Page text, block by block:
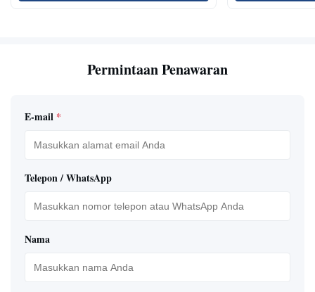
Permintaan Penawaran
E-mail *
Telepon / WhatsApp
Nama